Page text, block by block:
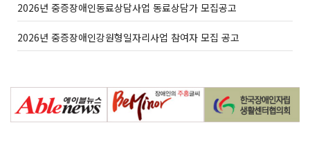
2026년 중증장애인동료상담사업 동료상담가 모집공고
2026년 중증장애인강원형일자리사업 참여자 모집 공고